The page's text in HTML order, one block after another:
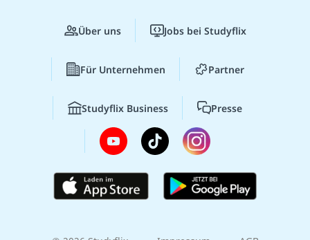
Über uns Jobs bei Studyflix
Für Unternehmen Partner
Studyflix Business Presse